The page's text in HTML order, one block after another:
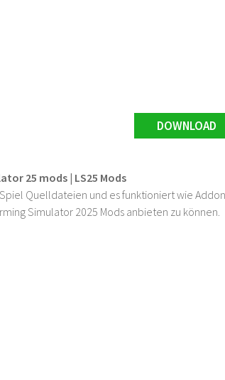
DOWNLOAD
25 mods | LS25 Mods
Quelldateien und es funktioniert wie
Simulator 2025 Mods anbieten zu können.